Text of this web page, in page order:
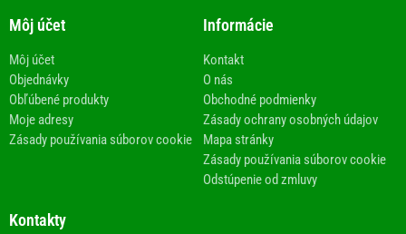
Môj účet
Môj účet
Objednávky
Obľúbené produkty
Moje adresy
Zásady používania súborov cookie
Informácie
Kontakt
O nás
Obchodné podmienky
Zásady ochrany osobných údajov
Mapa stránky
Zásady používania súborov cookie
Odstúpenie od zmluvy
Kontakty